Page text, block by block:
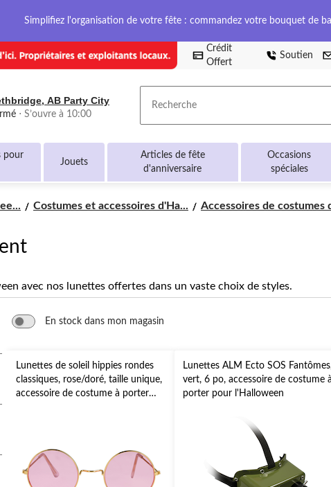
Simplifiez l'organisation de votre fête : commandez votre bouquet de
Crédit
Offert
Soutien
AB Party City
⋅ S’ouvre à 10:00 Recherche
pour
Jouets
Articles de fête
d'anniversaire
Occasions
spéciales
Costumes et accessoires d'Ha... Accessoires de costumes
avec nos lunettes offertes dans un vaste choix de styles.
En stock dans mon magasin
Lunettes de soleil hippies rondes
classiques, rose/doré, taille unique,
accessoire de costume à porter
Lunettes ALM Ecto SOS
vert, 6 po, accessoire de costume à
porter pour l'Halloween